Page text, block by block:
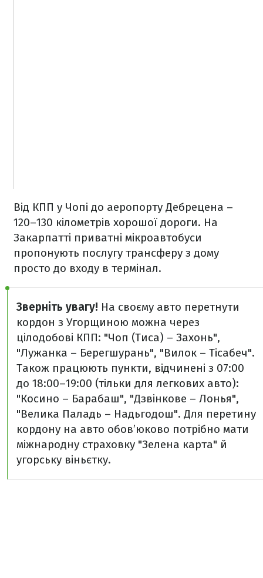
Від КПП у Чопі до аеропорту Дебрецена –
120–130 кілометрів хорошої дороги. На
Закарпатті приватні мікроавтобуси
пропонують послугу трансферу з дому
просто до входу в термінал.
Зверніть увагу! На своєму авто перетнути
кордон з Угорщиною можна через
цілодобові КПП: "Чоп (Тиса) – Захонь",
"Лужанка – Берегшурань", "Вилок – Тісабеч".
Також працюють пункти, відчинені з 07:00
до 18:00–19:00 (тільки для легкових авто):
"Косино – Барабаш", "Дзвінкове – Лонья",
"Велика Паладь – Надьгодош". Для перетину
кордону на авто обов’юково потрібно мати
міжнародну страховку "Зелена карта" й
угорську віньєтку.